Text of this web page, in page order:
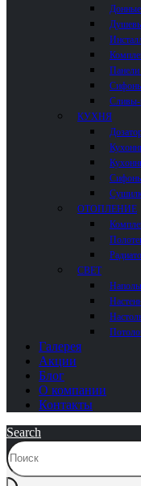
Сливы-
КУХНЯ
ОТОПЛЕНИЕ
СВЕТ
Галерея
Акции
Блог
О компании
Контакты
Search